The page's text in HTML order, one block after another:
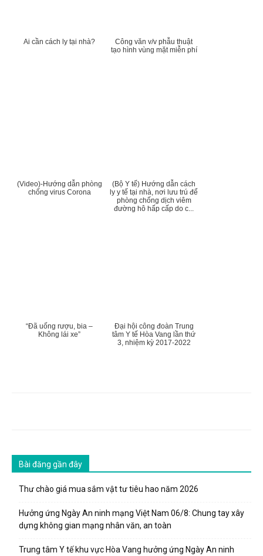
Ai cần cách ly tại nhà?
Công văn v/v phẫu thuật
tạo hình vùng mặt miễn phí
(Video)-Hướng dẫn phòng
chống virus Corona
(Bộ Y tế) Hướng dẫn cách
ly y tế tại nhà, nơi lưu trú để
phòng chống dịch viêm
đường hô hấp cấp do c...
“Đã uống rượu, bia –
Không lái xe”
Đại hội công đoàn Trung
tâm Y tế Hòa Vang lần thứ
3, nhiệm kỳ 2017-2022
Bài đăng gần đây
Thư chào giá mua sắm vật tư tiêu hao năm 2026
Hưởng ứng Ngày An ninh mạng Việt Nam 06/8: Chung tay xây
dựng không gian mạng nhân văn, an toàn
Trung tâm Y tế khu vực Hòa Vang hưởng ứng Ngày An ninh